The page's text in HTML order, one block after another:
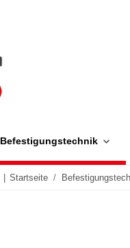
Befestigungstechnik
Startseite